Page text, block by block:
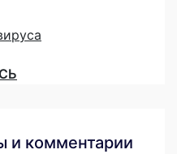
и комментарии